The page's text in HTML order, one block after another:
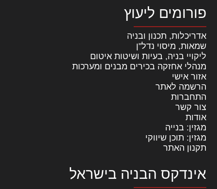
פורומים ליעוץ
אדריכלות, תכנון ובניה
שמאות, מיסוי נדל"ן
ליקויי בניה, בעיות ושיטות איטום
מנהלי אחזקה בכירים מבנים ומערכות
אזור אישי
הרשמה לאתר
התחברות
צור קשר
אודות
מגזין: בנייה
מגזין: תוכן שיווקי
תקנון האתר
אינדקס הבניה בישראל